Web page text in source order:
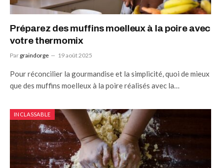
Préparez des muffins moelleux à la poire avec
votre thermomix
Par graindorge 19 août 2025
Pour réconcilier la gourmandise et la simplicité, quoi de mieux
que des muffins moelleux à la poire réalisés avec la…
INCLASSABLE